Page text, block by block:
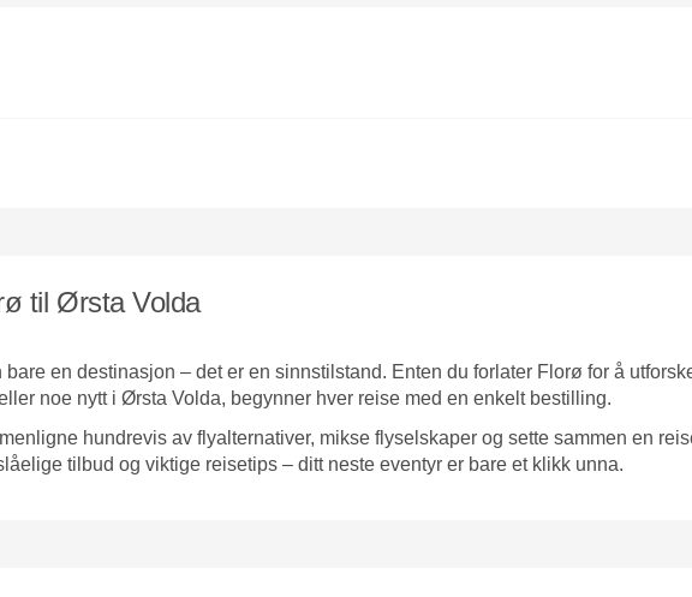
til Ørsta Volda
bare en destinasjon – det er en sinnstilstand. Enten du forlater Florø for å
noe nytt i Ørsta Volda, begynner hver reise med en enkelt bestilling.
hundrevis av flyalternativer, mikse flyselskaper og sette sammen en
tilbud og viktige reisetips – ditt neste eventyr er bare et klikk unna.